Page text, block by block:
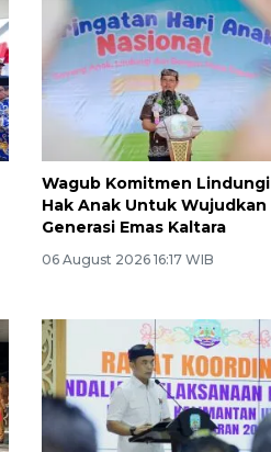
Wagub Komitmen Lindungi
Hak Anak Untuk Wujudkan
Generasi Emas Kaltara
06 August 2026 16:17 WIB